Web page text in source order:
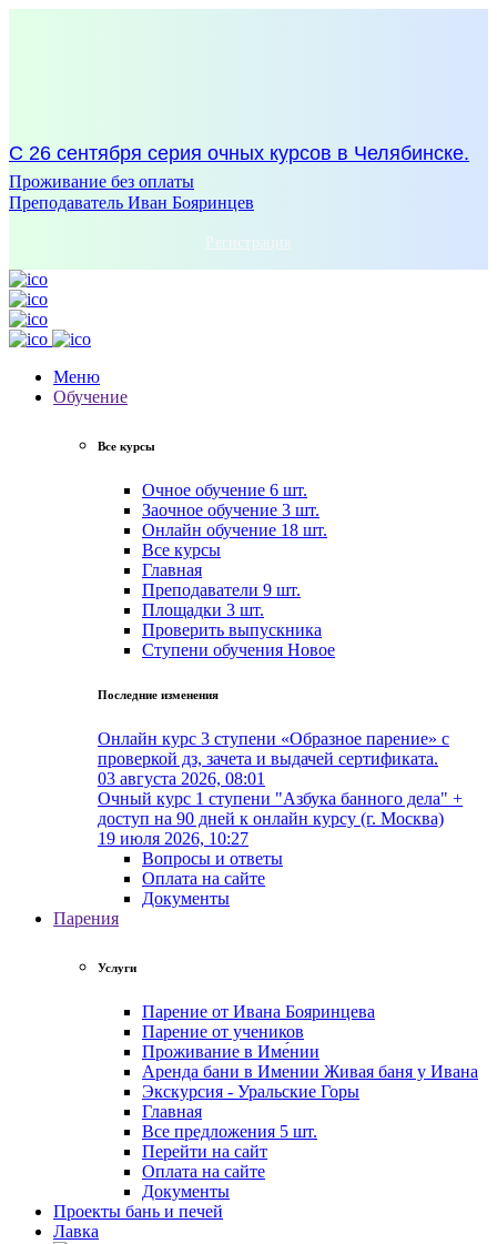
С 26 сентября серия очных курсов в Челябинске.
Проживание без оплаты
Преподаватель Иван Бояринцев
Регистрация
Меню
Обучение
Все курсы
Очное обучение 6 шт.
Заочное обучение 3 шт.
Онлайн обучение 18 шт.
Все курсы
Главная
Преподаватели 9 шт.
Площадки 3 шт.
Проверить выпускника
Cтупени обучения Новое
Последние изменения
Онлайн курс 3 ступени «Образное парение» с
проверкой дз, зачета и выдачей сертификата.
03 августа 2026, 08:01
Очный курс 1 ступени "Азбука банного дела" +
доступ на 90 дней к онлайн курсу (г. Москва)
19 июля 2026, 10:27
Вопросы и ответы
Оплата на сайте
Документы
Парения
Услуги
Парение от Ивана Бояринцева
Парение от учеников
Проживание в Име́нии
Аренда бани в Имении Живая баня у Ивана
Экскурсия - Уральские Горы
Главная
Все предложения 5 шт.
Перейти на сайт
Оплата на сайте
Документы
Проекты бань и печей
Лавка